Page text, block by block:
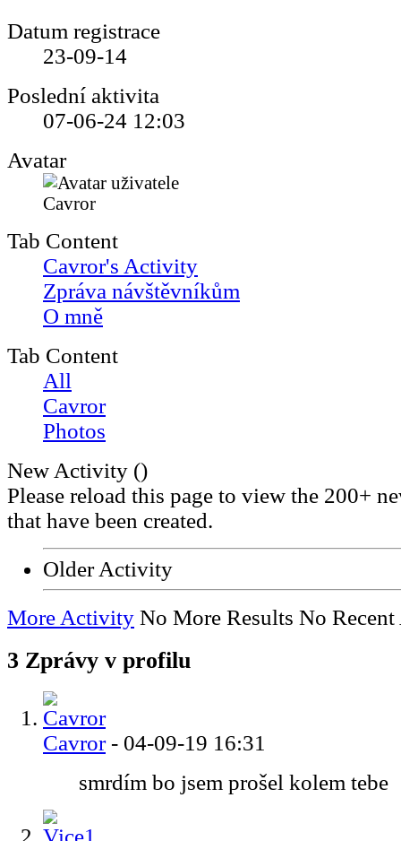
Datum registrace
23-09-14
Poslední aktivita
07-06-24 12:03
Avatar
Tab Content
Cavror's Activity
Zpráva návštěvníkům
O mně
Tab Content
All
Cavror
Photos
New Activity ()
Please reload this page to view the 200+
that have been created.
Older Activity
More Activity No More Results No
3 Zprávy v profilu
Cavror- 04-09-19 16:31
smrdím bo jsem prošel kolem tebe